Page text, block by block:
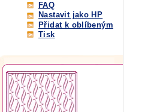
FAQ
Nastavit jako HP
Přidat k oblíbeným
Tisk